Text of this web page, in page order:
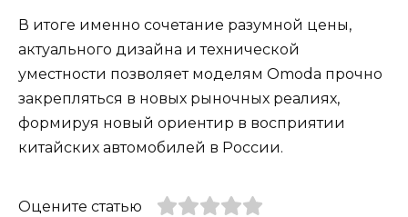
В итоге именно сочетание разумной цены,
актуального дизайна и технической
уместности позволяет моделям Omoda прочно
закрепляться в новых рыночных реалиях,
формируя новый ориентир в восприятии
китайских автомобилей в России.
Оцените статью